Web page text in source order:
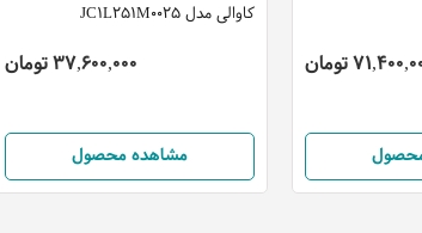
کاوالی مدل JC1L251M0025
37,600,000 تومان
مشاهده محصول
تومان